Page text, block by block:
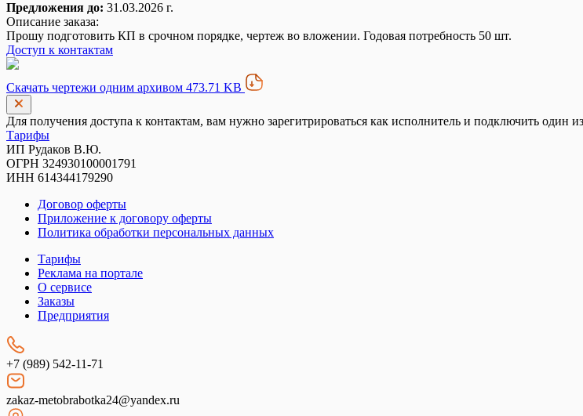
Предложения до: 31.03.2026 г.
Описание заказа:
Прошу подготовить КП в срочном порядке, чертеж во вложении. Годовая потребность 50 шт.
Доступ к контактам
Скачать чертежи одним архивом 473.71 KB
Для получения доступа к контактам, вам нужно зарегитрироваться как исполнитель и подключить один
Тарифы
ИП Рудаков В.Ю.
ОГРН 324930100001791
ИНН 614344179290
Договор оферты
Приложение к договору оферты
Политика обработки персональных данных
Тарифы
Реклама на портале
О сервисе
Заказы
Предприятия
+7 (989) 542-11-71
zakaz-metobrabotka24@yandex.ru